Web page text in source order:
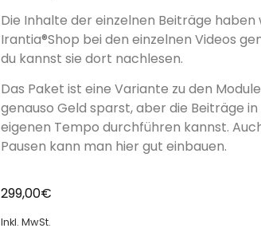
Die Inhalte der einzelnen Beiträge haben
Irantia®Shop bei den einzelnen Videos
du kannst sie dort nachlesen.
Das Paket ist eine Variante zu den
genauso Geld sparst, aber die Beiträge
eigenen Tempo durchführen kannst.
Pausen kann man hier gut einbauen.
299,00€
Inkl. MwSt.